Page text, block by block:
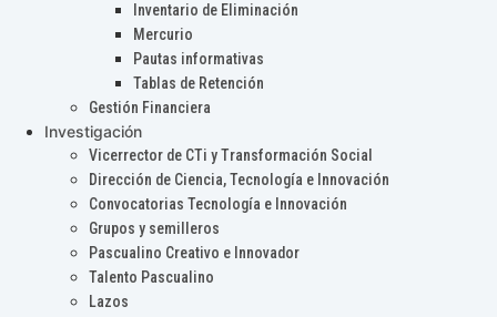
Inventario de Eliminación
Mercurio
Pautas informativas
Tablas de Retención
Gestión Financiera
Investigación
Vicerrector de CTi y Transformación Social
Dirección de Ciencia, Tecnología e Innovación
Convocatorias Tecnología e Innovación
Grupos y semilleros
Pascualino Creativo e Innovador
Talento Pascualino
Lazos